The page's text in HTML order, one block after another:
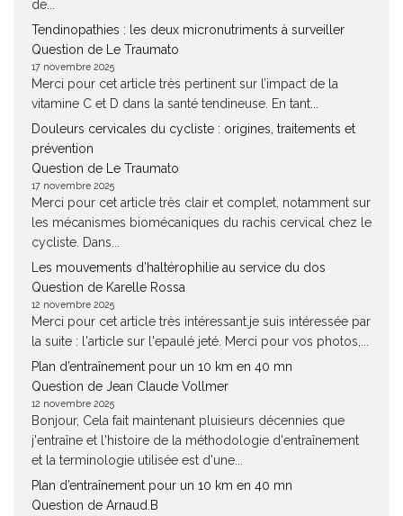
de...
Tendinopathies : les deux micronutriments à surveiller
Question de Le Traumato
17 novembre 2025
Merci pour cet article très pertinent sur l’impact de la
vitamine C et D dans la santé tendineuse. En tant...
Douleurs cervicales du cycliste : origines, traitements et
prévention
Question de Le Traumato
17 novembre 2025
Merci pour cet article très clair et complet, notamment sur
les mécanismes biomécaniques du rachis cervical chez le
cycliste. Dans...
Les mouvements d’haltérophilie au service du dos
Question de Karelle Rossa
12 novembre 2025
Merci pour cet article très intéressant.je suis intéressée par
la suite : l'article sur l'epaulé jeté. Merci pour vos photos,...
Plan d’entraînement pour un 10 km en 40 mn
Question de Jean Claude Vollmer
12 novembre 2025
Bonjour, Cela fait maintenant pluisieurs décennies que
j'entraîne et l'histoire de la méthodologie d'entraînement
et la terminologie utilisée est d'une...
Plan d’entraînement pour un 10 km en 40 mn
Question de Arnaud.B